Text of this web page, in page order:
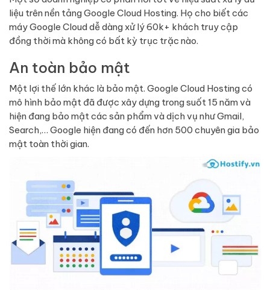
liệu trên nền tảng Google Cloud Hosting. Họ cho biết các
máy Google Cloud dễ dàng xử lý 60k+ khách truy cập
đồng thời mà không có bất kỳ trục trặc nào.
An toàn bảo mật
Một lợi thế lớn khác là bảo mật. Google Cloud Hosting có
mô hình bảo mật đã được xây dựng trong suốt 15 năm và
hiện đang bảo mật các sản phẩm và dịch vụ như Gmail,
Search,… Google hiện đang có đến hơn 500 chuyên gia bảo
mật toàn thời gian.